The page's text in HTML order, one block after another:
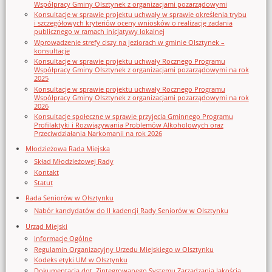
Współpracy Gminy Olsztynek z organizacjami pozarządowymi
Konsultacje w sprawie projektu uchwały w sprawie określenia trybu
i szczegółowych kryteriów oceny wniosków o realizację zadania
publicznego w ramach inicjatywy lokalnej
Wprowadzenie strefy ciszy na jeziorach w gminie Olsztynek –
konsultacje
Konsultacje w sprawie projektu uchwały Rocznego Programu
Współpracy Gminy Olsztynek z organizacjami pozarządowymi na rok
2025
Konsultacje w sprawie projektu uchwały Rocznego Programu
Współpracy Gminy Olsztynek z organizacjami pozarządowymi na rok
2026
Konsultacje społeczne w sprawie przyjęcia Gminnego Programu
Profilaktyki i Rozwiązywania Problemów Alkoholowych oraz
Przeciwdziałania Narkomanii na rok 2026
Młodzieżowa Rada Miejska
Skład Młodzieżowej Rady
Kontakt
Statut
Rada Seniorów w Olsztynku
Nabór kandydatów do II kadencji Rady Seniorów w Olsztynku
Urząd Miejski
Informacje Ogólne
Regulamin Organizacyjny Urzedu Miejskiego w Olsztynku
Kodeks etyki UM w Olsztynku